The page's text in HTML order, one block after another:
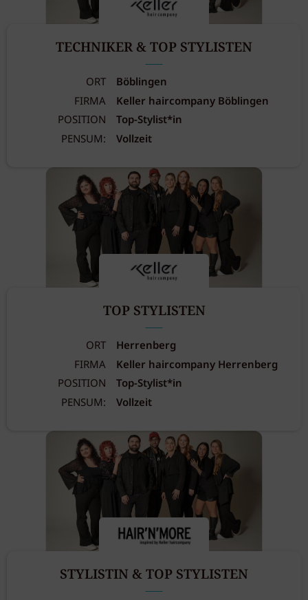
TECHNIKER & TOP STYLISTEN
ORT
Böblingen
FIRMA
Keller haircompany Böblingen
POSITION
Top-Stylist*in
PENSUM:
Vollzeit
TOP STYLISTEN
ORT
Herrenberg
FIRMA
Keller haircompany Herrenberg
POSITION
Top-Stylist*in
PENSUM:
Vollzeit
STYLISTIN & TOP STYLISTEN